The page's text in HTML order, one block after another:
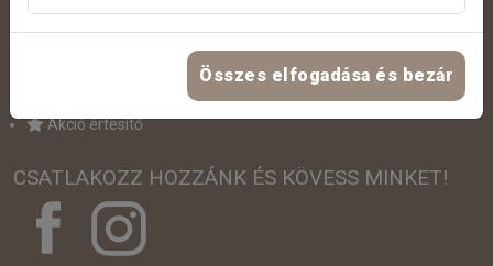
Panasz bejelentése
Akció értesítő
CSATLAKOZZ HOZZÁNK ÉS KÖVESS MINKET!
Összes elfogadása és bezár